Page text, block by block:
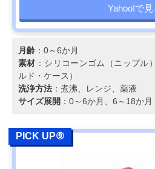
Yahoo!で見
月齢 ：0～6か月
素材 ：シリコーンゴム（ニップル
ルド・ケース）
洗浄方法 ：煮沸、レンジ、薬液
サイズ展開 ：0～6か月、6～18か月
PICK UP⑨